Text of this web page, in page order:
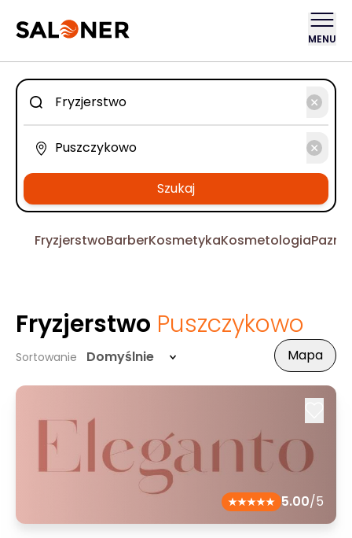
MENU
Szukaj
FryzjerstwoBarberKosmetykaKosmetologia
Fryzjerstwo Puszczykowo
Sortowanie Domyślnie Mapa
5.00/5